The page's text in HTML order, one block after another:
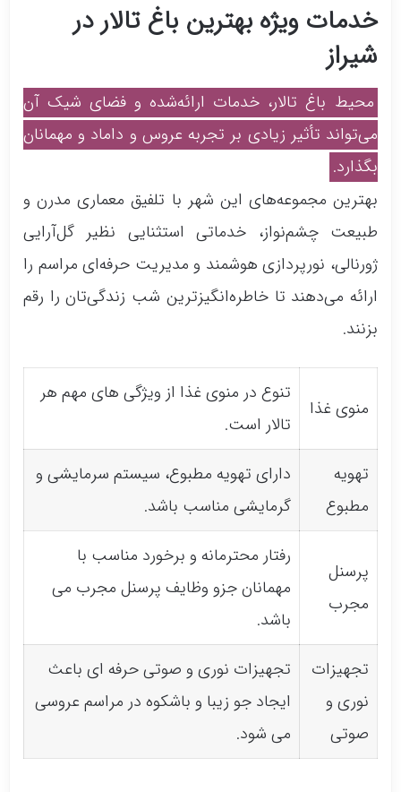
خدمات ویژه بهترین باغ تالار در
شیراز
محیط باغ تالار، خدمات ارائه‌شده و فضای شیک آن
می‌تواند تأثیر زیادی بر تجربه عروس و داماد و مهمانان
بگذارد.
بهترین مجموعه‌های این شهر با تلفیق معماری مدرن و
طبیعت چشم‌نواز، خدماتی استثنایی نظیر گل‌آرایی
ژورنالی، نورپردازی هوشمند و مدیریت حرفه‌ای مراسم را
ارائه می‌دهند تا خاطره‌انگیزترین شب زندگی‌تان را رقم
بزنند.
منوی غذا
تنوع در منوی غذا از ویژگی های مهم هر
تالار است.
تهویه
مطبوع
دارای تهویه مطبوع، سیستم سرمایشی و
گرمایشی مناسب باشد.
پرسنل
مجرب
رفتار محترمانه و برخورد مناسب با
مهمانان جزو وظایف پرسنل مجرب می
باشد.
تجهیزات
نوری و
صوتی
تجهیزات نوری و صوتی حرفه ای باعث
ایجاد جو زیبا و باشکوه در مراسم عروسی
می شود.